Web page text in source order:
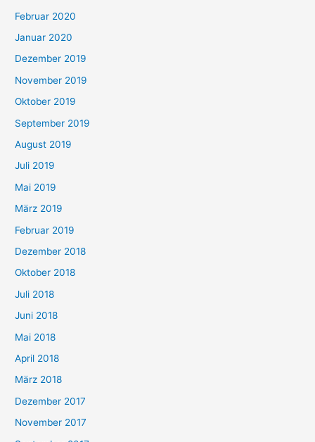
Februar 2020
Januar 2020
Dezember 2019
November 2019
Oktober 2019
September 2019
August 2019
Juli 2019
Mai 2019
März 2019
Februar 2019
Dezember 2018
Oktober 2018
Juli 2018
Juni 2018
Mai 2018
April 2018
März 2018
Dezember 2017
November 2017